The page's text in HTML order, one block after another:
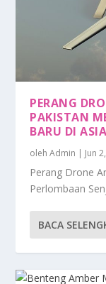
PERANG
PAKISTAN
BARU DI ASIA
olehAdmin | Jun
Perang Drone
Perlombaan
BACA